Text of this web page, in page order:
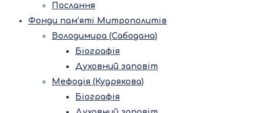
Послання
Фонди пам’яті Митрополитів
Володимира (Сабодана)
Біографія
Духовний заповіт
Мефодія (Кудрякова)
Біографія